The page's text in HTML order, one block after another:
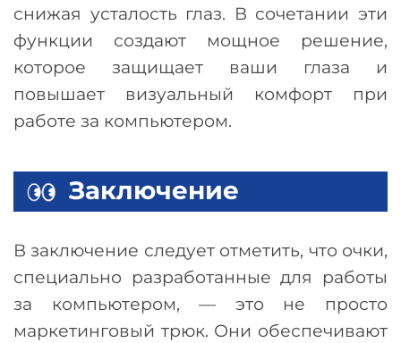
снижая усталость глаз. В сочетании эти
функции создают мощное решение,
которое защищает ваши глаза и
повышает визуальный комфорт при
работе за компьютером.
Заключение
В заключение следует отметить, что очки,
специально разработанные для работы
за компьютером,— это не просто
маркетинговый трюк. Они обеспечивают